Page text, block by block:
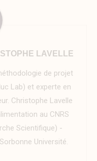
LAVELLE
de projet
Lab) et experte en
Christophe Lavelle
au CNRS
Scientifique) -
Université.